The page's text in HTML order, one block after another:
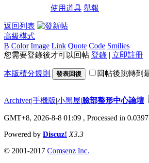
使用道具 舉報
返回列表
高級模式
B Color Image Link Quote Code Smilies
您需要登錄後才可以回帖 登錄 | 立即註冊
本版積分規則 發表回復 回帖後跳轉到
Archiver|手機版|小黑屋|臉部整形中心論壇
GMT+8, 2026-8-8 01:09 , Processed in
Powered by Discuz! X3.3
© 2001-2017 Comsenz Inc.